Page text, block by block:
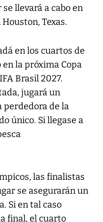
llevará a cabo en
Texas.
en los cuartos de
la próxima Copa
Brasil 2027.
jugará un
de la
único. Si llegase a
las finalistas
se asegurarán un
Si en tal caso
final, el cuarto